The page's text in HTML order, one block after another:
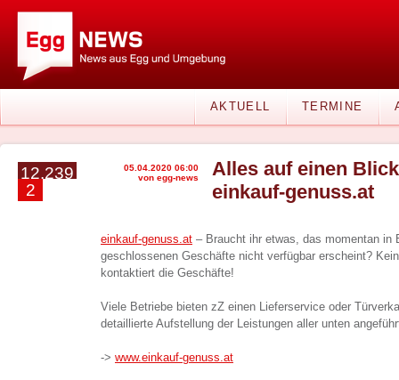
AKTUELL TERMINE
12.239
2
05.04.2020 06:00
von egg-news
Alles auf einen
einkauf-genuss.at
einkauf-genuss.at – Braucht ihr etwas, das momentan in
geschlossenen Geschäfte nicht verfügbar erscheint?
kontaktiert die Geschäfte!
Viele Betriebe bieten zZ einen Lieferservice oder
detaillierte Aufstellung der Leistungen aller unten
-> www.einkauf-genuss.at